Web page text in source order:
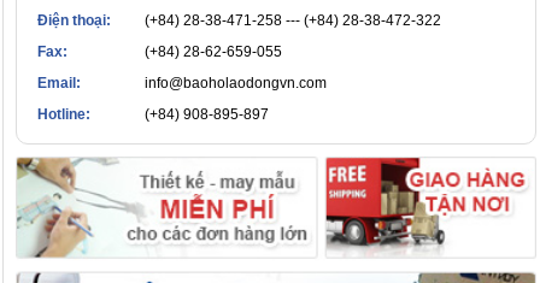
Điện thoại:
(+84) 28-38-471-258 --- (+84) 28-38-472-322
Fax:
(+84) 28-62-659-055
Email:
info@baoholaodongvn.com
Hotline:
(+84) 908-895-897